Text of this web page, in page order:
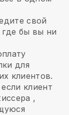
свой
где бы вы ни
для
клиентов.
если клиент
,